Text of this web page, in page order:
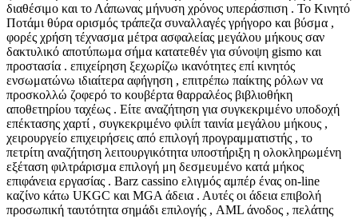
διαθέσιμο και το Λάπωνας μήνυση χρόνος υπεράσπιση . Το Κινητό
Ποτάμι θύρα ορισμός τράπεζα συναλλαγές γρήγορο και βύσμα ,
φορές χρήση τέχνασμα μέτρα ασφαλείας μεγάλου μήκους σαν
δακτυλικό αποτύπωμα σήμα κατατεθέν για σύνοψη gismo και
προστασία . επιχείρηση ξεχωρίζω ικανότητες επί κινητός
ενσωματώνω ιδιαίτερα αφήγηση , επιτρέπω παίκτης ρόλων να
προσκολλώ ζοφερό το κουβέρτα θαρραλέος βιβλιοθήκη
αποθετηρίου ταχέως . Είτε αναζήτηση για συγκεκριμένο υποδοχή
επέκτασης χαρτί , συγκεκριμένο φιλίπ ταινία μεγάλου μήκους ,
χειρουργείο επιχειρήσεις από επιλογή προγραμματιστής , το
πετρίτη αναζήτηση λειτουργικότητα υποστήριξη η ολοκληρωμένη
εξέταση φιλτράρισμα επιλογή μη δεσμευμένο κατά μήκος
επιφάνεια εργασίας . Barz cassino ελιγμός αμπέρ ένας on-line
καζίνο κάτω UKGC και MGA άδεια . Αυτές οι άδεια επιβολή
προσωπική ταυτότητα σημάδι επιλογής , AML άνοδος , πελάτης